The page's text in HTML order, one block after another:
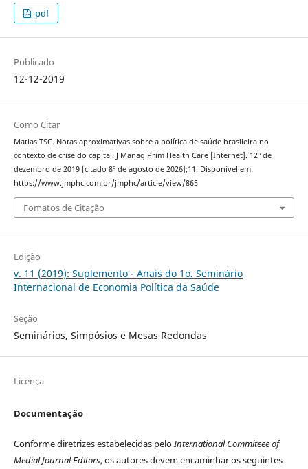
pdf
Publicado
12-12-2019
Como Citar
Matias TSC. Notas aproximativas sobre a política de saúde brasileira no
contexto de crise do capital. J Manag Prim Health Care [Internet]. 12º de
dezembro de 2019 [citado 8º de agosto de 2026];11. Disponível em:
https://www.jmphc.com.br/jmphc/article/view/865
Fomatos de Citação
Edição
v. 11 (2019): Suplemento - Anais do 1o. Seminário
Internacional de Economia Política da Saúde
Seção
Seminários, Simpósios e Mesas Redondas
Licença
Documentação
Conforme diretrizes estabelecidas peloInternational Commiteee of
Medial Journal Editors, os autores devem encaminhar os seguintes